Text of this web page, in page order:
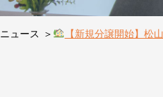
ニュース 【新規分譲開始】松